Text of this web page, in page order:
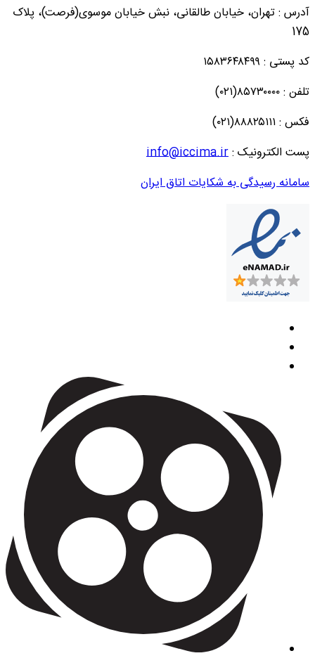
آدرس : تهران، خیابان طالقانی، نبش خیابان موسوی(فرصت)، پلاک
175
کد پستی : ۱۵۸۳۶۴۸۴۹۹
تلفن : ۸۵۷۳۰۰۰۰(۰۲۱)
فکس : ۸۸۸۲۵۱۱۱(۰۲۱)
پست الکترونیک :info@iccima.ir
سامانه رسیدگی به شکایات اتاق ایران